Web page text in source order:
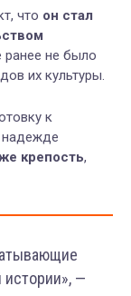
что он стал
ранее не было
их культуры.
к
крепость,
—